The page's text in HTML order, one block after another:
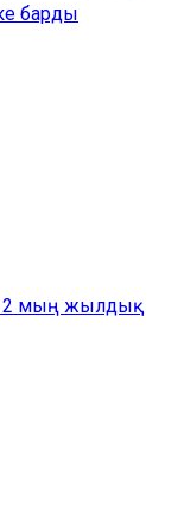
барды
2 мың жылдық